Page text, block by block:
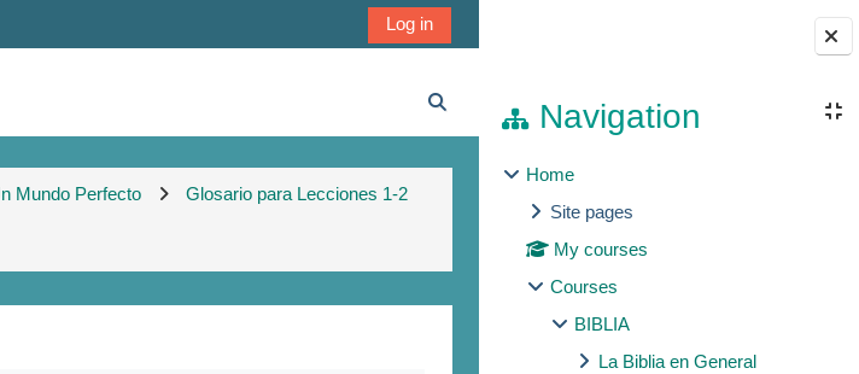
Blocks
Navigation
Home
Site pages
My courses
Courses
BIBLIA
La Biblia en General
Log in
Toggle search input
Mundo Perfecto Glosario para Lecciones 1-2